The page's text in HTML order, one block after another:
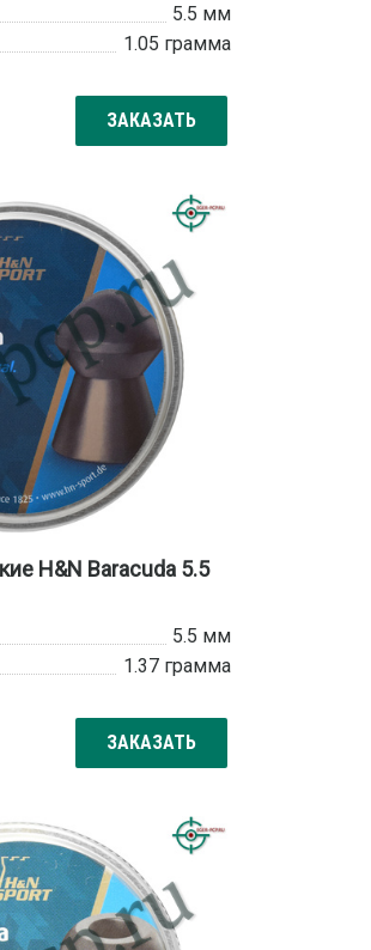
5.5 мм
1.05 грамма
ЗАКАЗАТЬ
H&N Baracuda 5.5
5.5 мм
1.37 грамма
ЗАКАЗАТЬ